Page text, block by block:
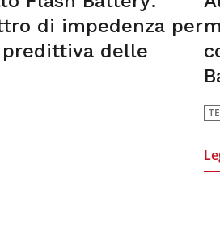
di impedenza per
delle